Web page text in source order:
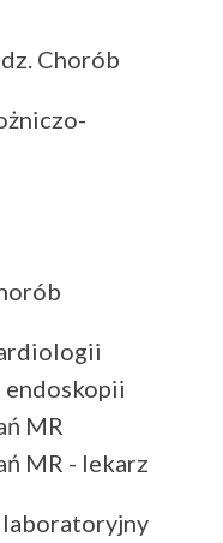
Chorób
endoskopii
MR
MR - lekarz